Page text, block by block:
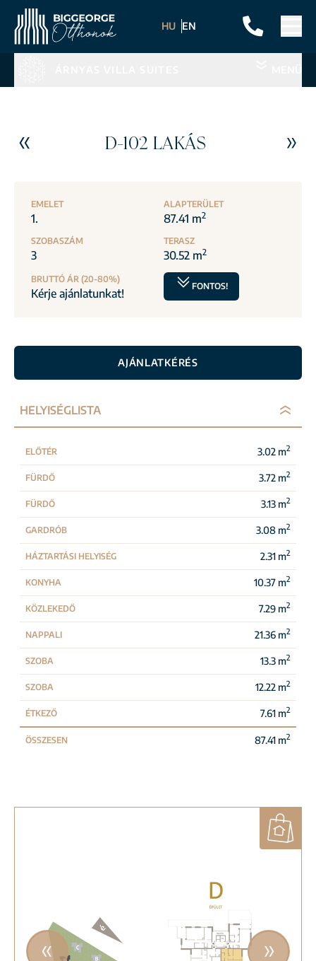
HU EN
D-102 LAKÁS
EMELET
1.
ALAPTERÜLET
87.41 m2
SZOBASZÁM
3
TERASZ
30.52 m2
BRUTTÓ ÁR (20-80%)
Kérje ajánlatunkat!
FONTOS!
AJÁNLATKÉRÉS
HELYISÉGLISTA
ELŐTÉR 3.02 m2
FÜRDŐ 3.72 m2
FÜRDŐ 3.13 m2
GARDRÓB 3.08 m2
HÁZTARTÁSI HELYISÉG 2.31 m2
KONYHA 10.37 m2
KÖZLEKEDŐ 7.29 m2
NAPPALI 21.36 m2
SZOBA 13.3 m2
SZOBA 12.22 m2
ÉTKEZŐ 7.61 m2
ÖSSZESEN 87.41 m2